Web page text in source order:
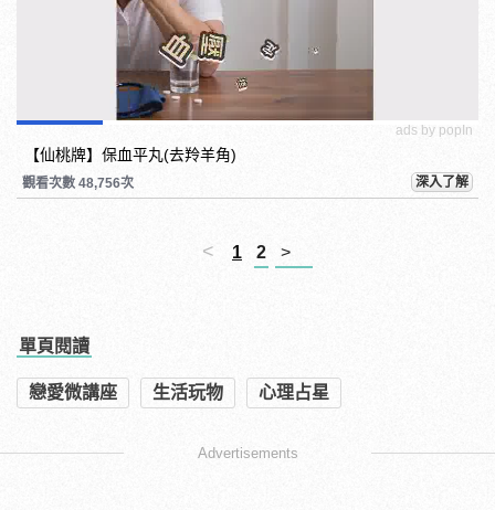
ads by popIn
【仙桃牌】保血平丸(去羚羊角)
觀看次數 48,756次 深入了解
< 1 2 >
單頁閱讀
戀愛微講座 生活玩物 心理占星
Advertisements